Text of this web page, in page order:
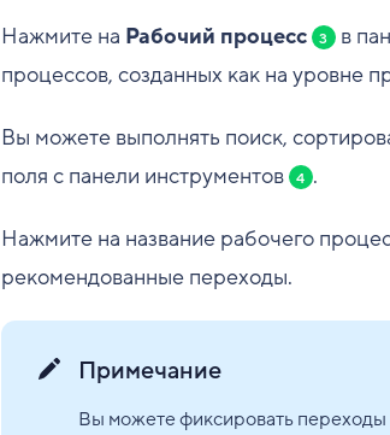
Нажмите на Рабочий процесс 3 в
процессов, созданных как на уровне
Вы можете выполнять поиск,
поля с панели инструментов
4 .
Нажмите на название рабочего
рекомендованные переходы.
Примечание
Вы можете фиксировать переходы